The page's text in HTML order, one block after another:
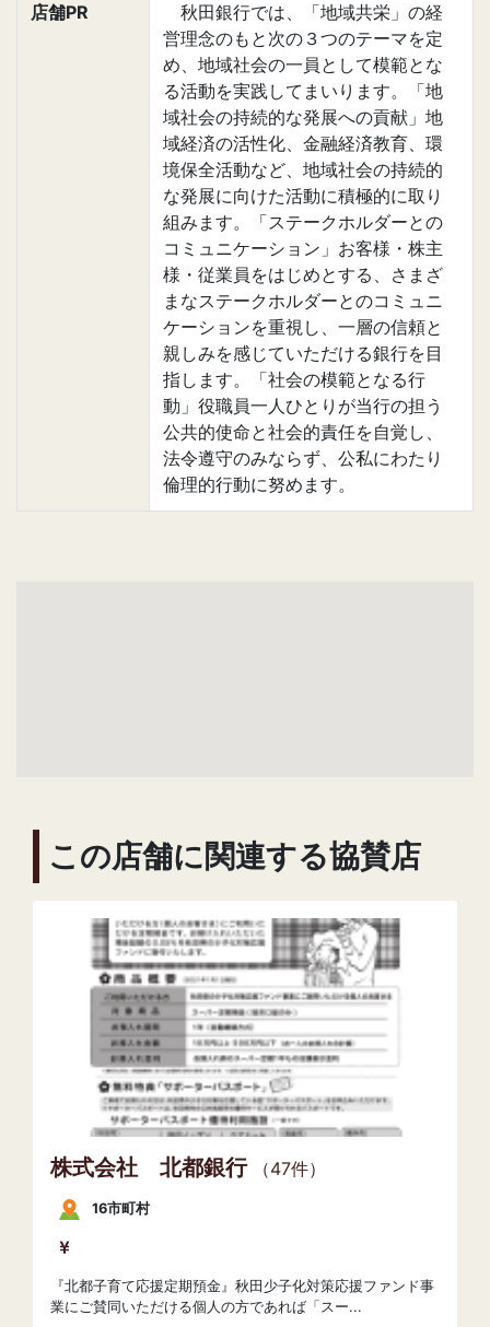
店舗PR
秋田銀行では、「地域共栄」の経
営理念のもと次の３つのテーマを定
め、地域社会の一員として模範とな
る活動を実践してまいります。「地
域社会の持続的な発展への貢献」地
域経済の活性化、金融経済教育、環
境保全活動など、地域社会の持続的
な発展に向けた活動に積極的に取り
組みます。「ステークホルダーとの
コミュニケーション」お客様・株主
様・従業員をはじめとする、さまざ
まなステークホルダーとのコミュニ
ケーションを重視し、一層の信頼と
親しみを感じていただける銀行を目
指します。「社会の模範となる行
動」役職員一人ひとりが当行の担う
公共的使命と社会的責任を自覚し、
法令遵守のみならず、公私にわたり
倫理的行動に努めます。
この店舗に関連する協賛店
株式会社 北都銀行 （47件）
16市町村
『北都子育て応援定期預金』秋田少子化対策応援ファンド事
業にご賛同いただける個人の方であれば「スー...